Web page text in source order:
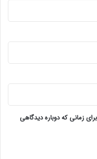
زمانی که دوباره دیدگاهی